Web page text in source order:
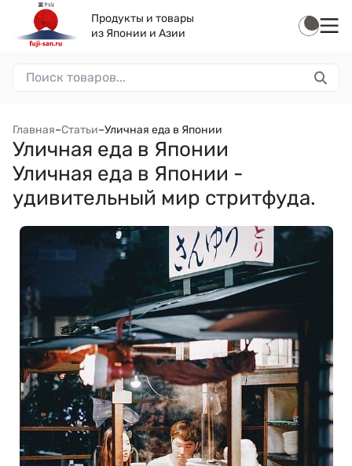
Продукты и товары
из Японии и Азии
Главная–Статьи–Уличная еда в Японии
Уличная еда в Японии
Уличная еда в Японии -
удивительный мир стритфуда.